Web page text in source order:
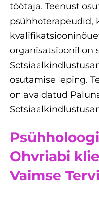
töötaja. Teenust
psühhoterapeudid,
organisatsioonil on
osutamise leping.
on avaldatud
Ohvriabi
Vaimse